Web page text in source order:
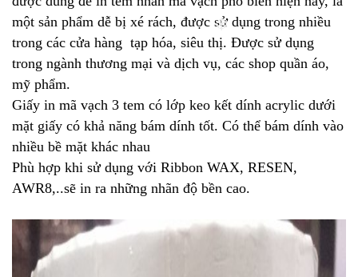
một sản phẩm dễ bị xé rách, được sử dụng trong nhiều
trong các cửa hàng tạp hóa, siêu thị. Được sử dụng
trong ngành thương mại và dịch vụ, các shop quần áo,
mỹ phẩm.
Giấy in mã vạch 3 tem có lớp keo kết dính acrylic dưới
mặt giấy có khả năng bám dính tốt. Có thể bám dính vào
nhiều bề mặt khác nhau
Phù hợp khi sử dụng với Ribbon WAX, RESEN,
AWR8,..sẽ in ra những nhãn độ bền cao.
❄